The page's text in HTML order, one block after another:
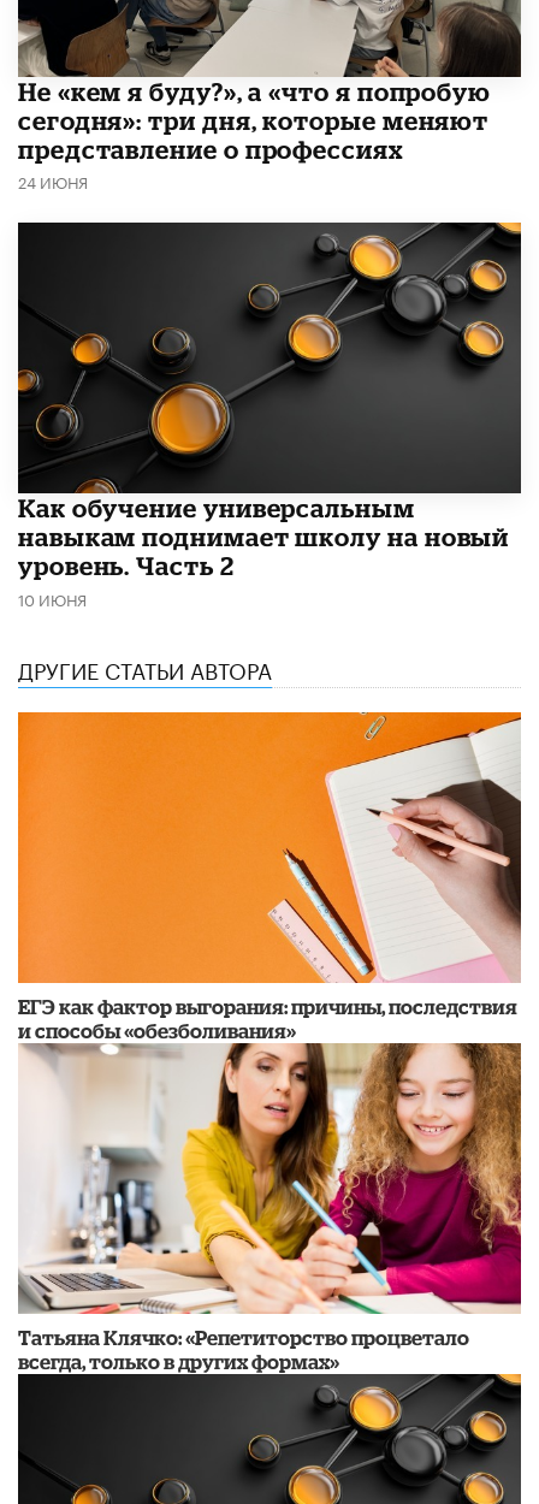
Не «кем я буду?», а «что я попробую
сегодня»: три дня, которые меняют
представление о профессиях
24 ИЮНЯ
​Как обучение универсальным
навыкам поднимает школу на новый
уровень. Часть 2
10 ИЮНЯ
ДРУГИЕ СТАТЬИ АВТОРА
​ЕГЭ как фактор выгорания: причины, последствия
и способы «обезболивания»
​Татьяна Клячко: «Репетиторство процветало
всегда, только в других формах»